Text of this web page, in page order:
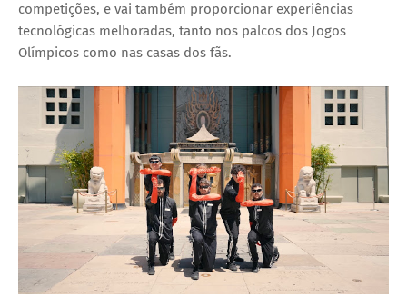
competições, e vai também proporcionar experiências
tecnológicas melhoradas, tanto nos palcos dos Jogos
Olímpicos como nas casas dos fãs.